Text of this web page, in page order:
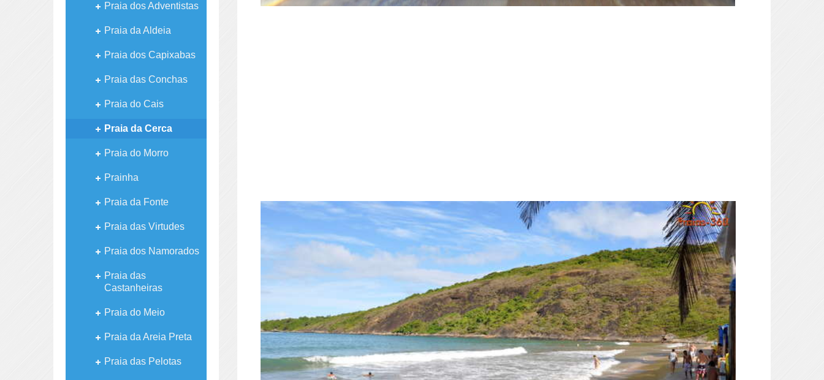
Praia dos Adventistas
Praia da Aldeia
Praia dos Capixabas
Praia das Conchas
Praia do Cais
Praia da Cerca
Praia do Morro
Prainha
Praia da Fonte
Praia das Virtudes
Praia dos Namorados
Praia das
Castanheiras
Praia do Meio
Praia da Areia Preta
Praia das Pelotas